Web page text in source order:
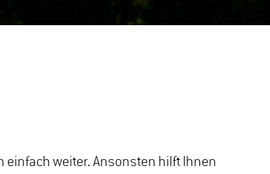
einfach weiter. Ansonsten hilft Ihnen